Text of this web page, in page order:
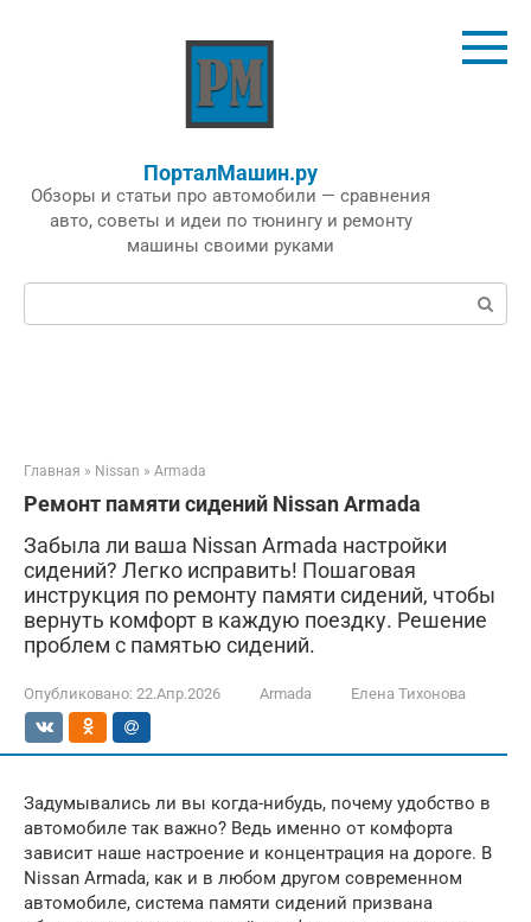
ПорталМашин.ру
Обзоры и статьи про автомобили — сравнения
авто, советы и идеи по тюнингу и ремонту
машины своими руками
Поиск:
Главная » Nissan » Armada
Ремонт памяти сидений Nissan Armada
Забыла ли ваша Nissan Armada настройки
сидений? Легко исправить! Пошаговая
инструкция по ремонту памяти сидений, чтобы
вернуть комфорт в каждую поездку. Решение
проблем с памятью сидений.
Опубликовано: 22.Апр.2026 Armada Елена Тихонова
Задумывались ли вы когда-нибудь, почему удобство в
автомобиле так важно? Ведь именно от комфорта
зависит наше настроение и концентрация на дороге. В
Nissan Armada, как и в любом другом современном
автомобиле, система памяти сидений призвана